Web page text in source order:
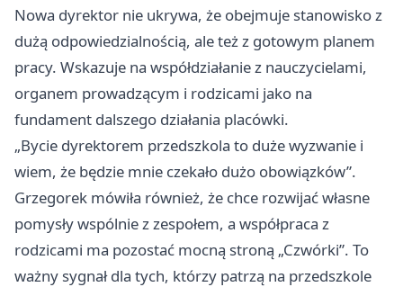
Nowa dyrektor nie ukrywa, że obejmuje stanowisko z
dużą odpowiedzialnością, ale też z gotowym planem
pracy. Wskazuje na współdziałanie z nauczycielami,
organem prowadzącym i rodzicami jako na
fundament dalszego działania placówki.
„Bycie dyrektorem przedszkola to duże wyzwanie i
wiem, że będzie mnie czekało dużo obowiązków”.
Grzegorek mówiła również, że chce rozwijać własne
pomysły wspólnie z zespołem, a współpraca z
rodzicami ma pozostać mocną stroną „Czwórki”. To
ważny sygnał dla tych, którzy patrzą na przedszkole